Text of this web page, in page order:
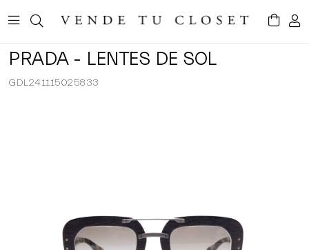
PRADA - LENTES DE SOL
GDL241115025833